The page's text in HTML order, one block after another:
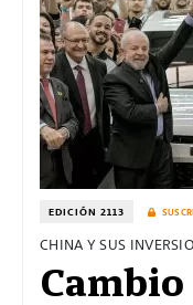
EDICIÓN 2113
CHINA Y SUS